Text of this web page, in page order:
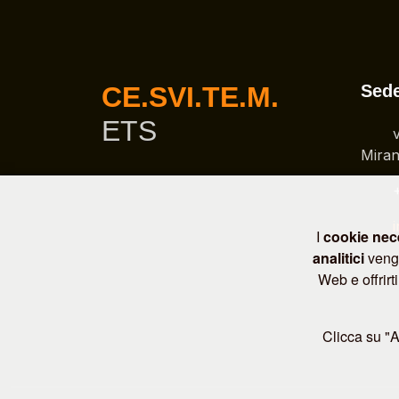
CE.SVI.TE.M.
ETS
I cookie
analitici
Web e
Clicca su